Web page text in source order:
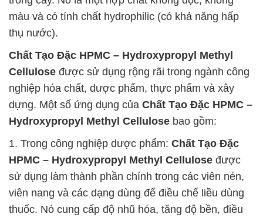
màu và có tính chất hydrophilic (có khả năng hấp
thụ nước).
Chất Tạo Đặc HPMC – Hydroxypropyl Methyl
Cellulose được sử dụng rộng rãi trong ngành công
nghiệp hóa chất, dược phẩm, thực phẩm và xây
dựng. Một số ứng dụng của Chất Tạo Đặc HPMC –
Hydroxypropyl Methyl Cellulose bao gồm:
1. Trong công nghiệp dược phẩm: Chất Tạo Đặc
HPMC – Hydroxypropyl Methyl Cellulose được
sử dụng làm thành phần chính trong các viên nén,
viên nang và các dạng dùng để điều chế liều dùng
thuốc. Nó cung cấp độ nhũ hóa, tăng độ bền, điều